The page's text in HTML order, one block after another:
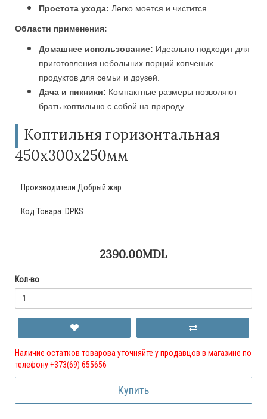
Простота ухода: Легко моется и чистится.
Области применения:
Домашнее использование: Идеально подходит для
приготовления небольших порций копченых
продуктов для семьи и друзей.
Дача и пикники: Компактные размеры позволяют
брать коптильню с собой на природу.
Коптильня горизонтальная
450х300х250мм
Производители Добрый жар
Код Товара: DPKS
2390.00MDL
Кол-во
Наличие остатков товарова уточняйте у продавцов в магазине по
телефону +373(69) 655656
Купить